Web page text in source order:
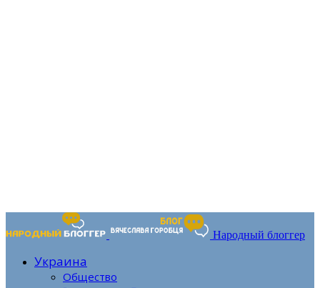
Народный блоггер
Украина
Общество